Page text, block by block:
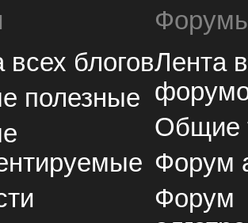
всех блогов
полезные
Лента
Общие
Форум
Форум